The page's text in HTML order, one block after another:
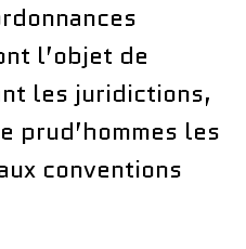
l’objet de
les juridictions,
prud’hommes les
conventions